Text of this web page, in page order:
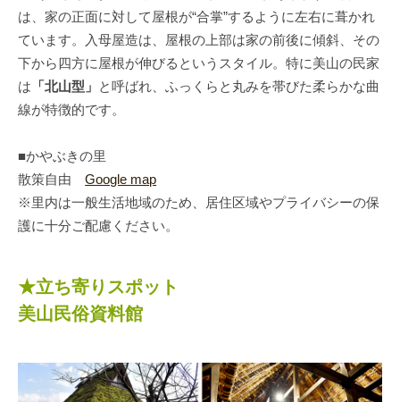
は、家の正面に対して屋根が“合掌”するように左右に葺かれ
ています。入母屋造は、屋根の上部は家の前後に傾斜、その
下から四方に屋根が伸びるというスタイル。特に美山の民家
は 「北山型」 と呼ばれ、ふっくらと丸みを帯びた柔らかな曲
線が特徴的です。
■かやぶきの里
散策自由Google map
※里内は一般生活地域のため、居住区域やプライバシーの保
護に十分ご配慮ください。
★立ち寄りスポット
美山民俗資料館